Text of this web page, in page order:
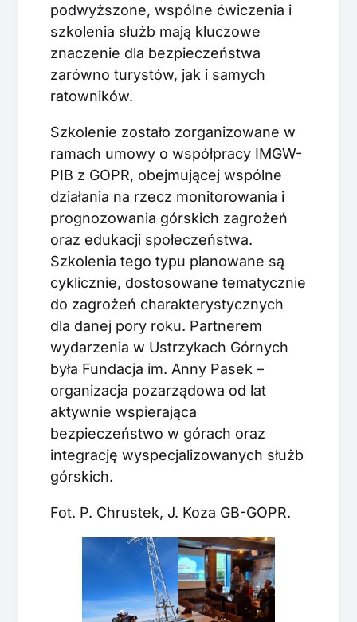
podwyższone, wspólne ćwiczenia i
szkolenia służb mają kluczowe
znaczenie dla bezpieczeństwa
zarówno turystów, jak i samych
ratowników.
Szkolenie zostało zorganizowane w
ramach umowy o współpracy IMGW-
PIB z GOPR, obejmującej wspólne
działania na rzecz monitorowania i
prognozowania górskich zagrożeń
oraz edukacji społeczeństwa.
Szkolenia tego typu planowane są
cyklicznie, dostosowane tematycznie
do zagrożeń charakterystycznych
dla danej pory roku. Partnerem
wydarzenia w Ustrzykach Górnych
była Fundacja im. Anny Pasek –
organizacja pozarządowa od lat
aktywnie wspierająca
bezpieczeństwo w górach oraz
integrację wyspecjalizowanych służb
górskich.
Fot. P. Chrustek, J. Koza GB-GOPR.